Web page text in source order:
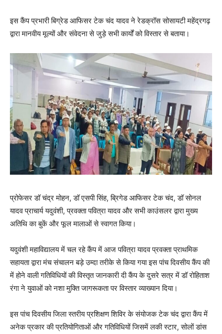
इस कैंप प्रभारी बिग्रेड आफिसर टेक चंद यादव ने रेडक्रॉस सोसायटी महेंद्रगढ़
द्वारा मानवीय मूल्यों और संवेदना से जुड़े सभी कार्यों को विस्तार से बताया।
प्रोफेसर डॉ चंद्र मोहन, डॉ एसपी सिंह, ब्रिगेड आफिसर टेक चंद, डॉ सोनल
यादव प्राचार्य यदुवंशी, प्रवक्ता पवित्रा यादव और सभी काउंसलर द्वारा मुख्य
अतिथि का बुकें और फूल मालाओं से स्वागत किया।
यदुवंशी महाविद्यालय में चल रहे कैंप में आज पवित्रा यादव प्रवक्ता प्राथमिक
सहायता द्वारा मंच संचालन बड़े उम्दा तरीके से किया गया इस पांच दिवसीय कैंप की
में होने वाली गतिविधियों की विस्तृत जानकारी दी कैंप के दुसरे सत्र में डॉ रोहिताश
रंगा ने युवाओं को नशा मुक्ति जागरूकता पर विस्तार व्याख्यान दिया।
इस पांच दिवसीय जिला स्तरीय प्रशिक्षण शिविर के संयोजक टेक चंद द्वारा कैंप में
अनेक प्रकार की प्रतियोगिताओं और गतिविधियों जिसमें लकी स्टार, सोलों डांस